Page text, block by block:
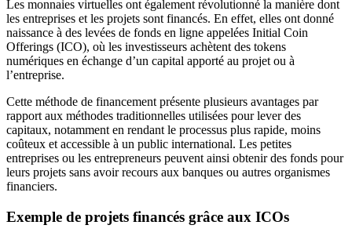
Les monnaies virtuelles ont également révolutionné la manière dont
les entreprises et les projets sont financés. En effet, elles ont donné
naissance à des levées de fonds en ligne appelées Initial Coin
Offerings (ICO), où les investisseurs achètent des tokens
numériques en échange d’un capital apporté au projet ou à
l’entreprise.
Cette méthode de financement présente plusieurs avantages par
rapport aux méthodes traditionnelles utilisées pour lever des
capitaux, notamment en rendant le processus plus rapide, moins
coûteux et accessible à un public international. Les petites
entreprises ou les entrepreneurs peuvent ainsi obtenir des fonds pour
leurs projets sans avoir recours aux banques ou autres organismes
financiers.
Exemple de projets financés grâce aux ICOs